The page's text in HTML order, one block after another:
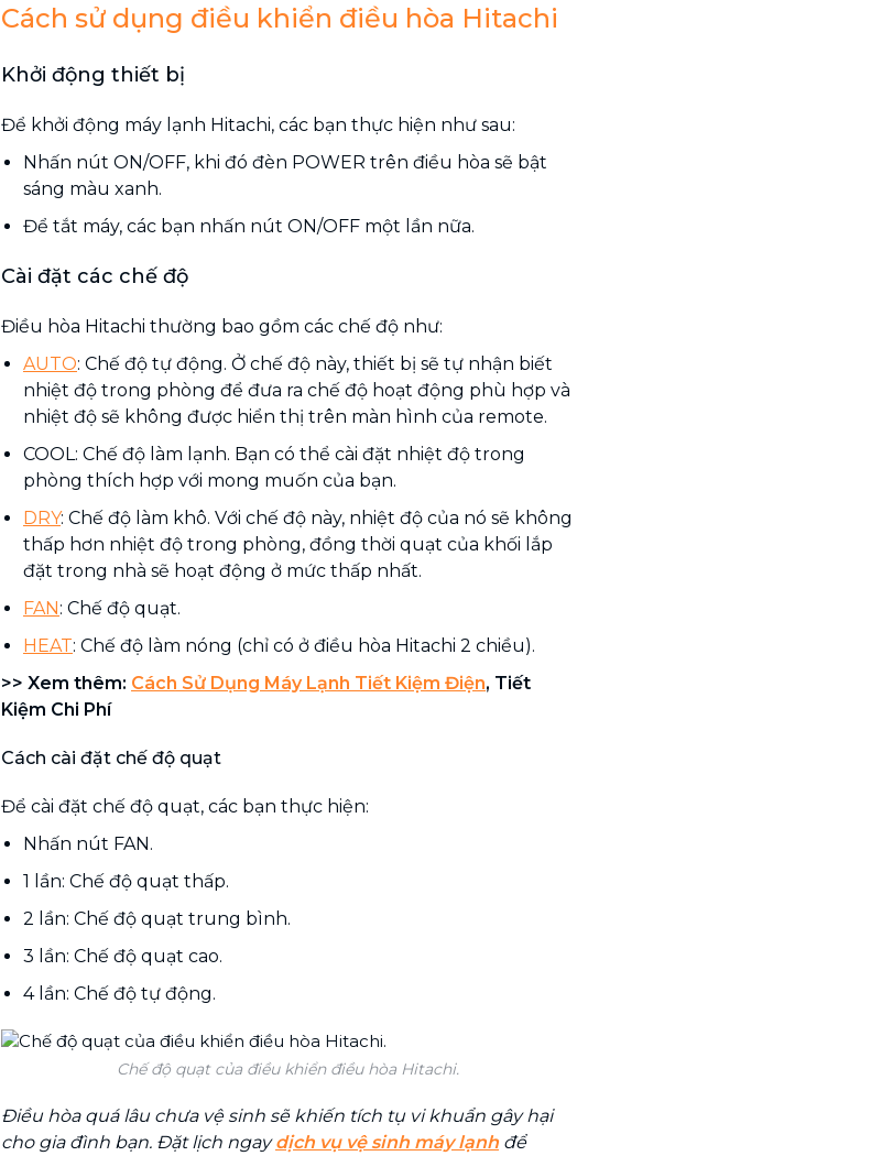
Cách sử dụng điều khiển điều hòa Hitachi
Khởi động thiết bị
Để khởi động máy lạnh Hitachi, các bạn thực hiện như sau:
Nhấn nút ON/OFF, khi đó đèn POWER trên điều hòa sẽ bật
sáng màu xanh.
Để tắt máy, các bạn nhấn nút ON/OFF một lần nữa.
Cài đặt các chế độ
Điều hòa Hitachi thường bao gồm các chế độ như:
AUTO: Chế độ tự động. Ở chế độ này, thiết bị sẽ tự nhận biết
nhiệt độ trong phòng để đưa ra chế độ hoạt động phù hợp và
nhiệt độ sẽ không được hiển thị trên màn hình của remote.
COOL: Chế độ làm lạnh. Bạn có thể cài đặt nhiệt độ trong
phòng thích hợp với mong muốn của bạn.
DRY: Chế độ làm khô. Với chế độ này, nhiệt độ của nó sẽ không
thấp hơn nhiệt độ trong phòng, đồng thời quạt của khối lắp
đặt trong nhà sẽ hoạt động ở mức thấp nhất.
FAN: Chế độ quạt.
HEAT: Chế độ làm nóng (chỉ có ở điều hòa Hitachi 2 chiều).
>> Xem thêm: Cách Sử Dụng Máy Lạnh Tiết Kiệm Điện, Tiết
Kiệm Chi Phí
Cách cài đặt chế độ quạt
Để cài đặt chế độ quạt, các bạn thực hiện:
Nhấn nút FAN.
1 lần: Chế độ quạt thấp.
2 lần: Chế độ quạt trung bình.
3 lần: Chế độ quạt cao.
4 lần: Chế độ tự động.
Chế độ quạt của điều khiển điều hòa Hitachi.
Điều hòa quá lâu chưa vệ sinh sẽ khiến tích tụ vi khuẩn gây hại
cho gia đình bạn. Đặt lịch ngaydịch vụ vệ sinh máy lạnh để